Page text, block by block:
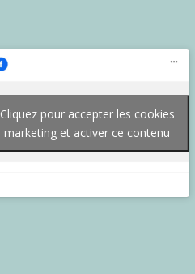
Cliquez pour accepter les cookies
marketing et activer ce contenu